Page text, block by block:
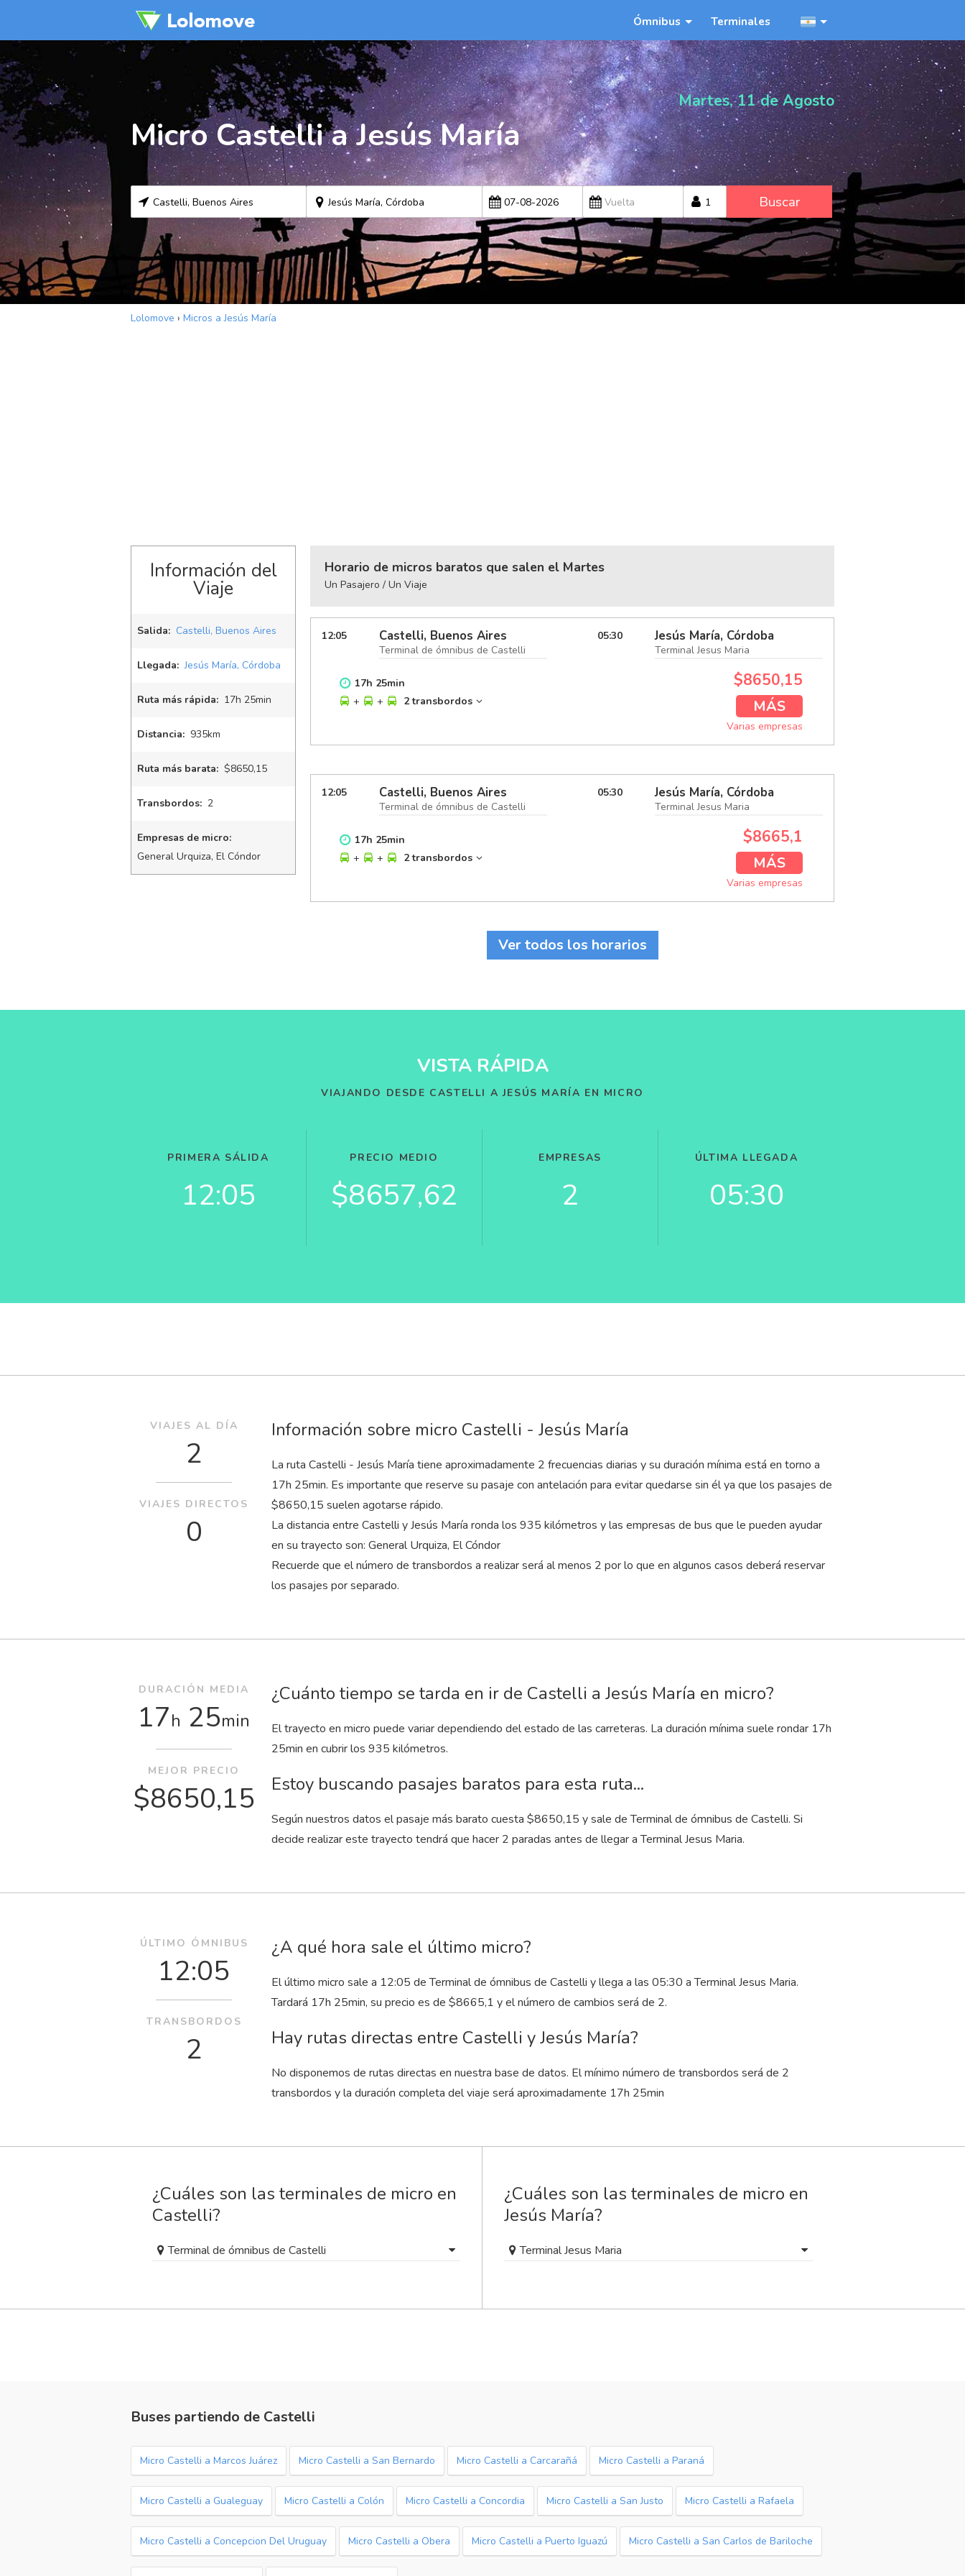
Ómnibus Terminales
Martes, 11 de Agosto
Micro Castelli a Jesús María
Buscar
Lolomove › Micros a Jesús María
Información del
Viaje
Salida: Castelli, Buenos Aires
Llegada: Jesús María, Córdoba
Ruta más rápida: 17h 25min
Distancia: 935km
Ruta más barata: $8650,15
Transbordos: 2
Empresas de micro:
General Urquiza, El Cóndor
Horario de micros baratos que salen el Martes
Un Pasajero / Un Viaje
12:05 Castelli, Buenos Aires
Terminal de ómnibus de Castelli
05:30 Jesús María, Córdoba
Terminal Jesus Maria
17h 25min
+
+ 2 transbordos
$8650,15
MÁS
Varias empresas
12:05 Castelli, Buenos Aires
Terminal de ómnibus de Castelli
05:30 Jesús María, Córdoba
Terminal Jesus Maria
17h 25min
+
+ 2 transbordos
$8665,1
MÁS
Varias empresas
Ver todos los horarios
VISTA RÁPIDA
VIAJANDO DESDE CASTELLI A JESÚS MARÍA EN MICRO
PRIMERA SÁLIDA
12:05
PRECIO MEDIO
$8657,62
EMPRESAS
2
ÚLTIMA LLEGADA
05:30
Información sobre micro Castelli - Jesús María
La ruta Castelli - Jesús María tiene aproximadamente 2 frecuencias diarias y su duración mínima está en torno a
17h 25min. Es importante que reserve su pasaje con antelación para evitar quedarse sin él ya que los pasajes de
$8650,15 suelen agotarse rápido.
La distancia entre Castelli y Jesús María ronda los 935 kilómetros y las empresas de bus que le pueden ayudar
en su trayecto son: General Urquiza, El Cóndor
Recuerde que el número de transbordos a realizar será al menos 2 por lo que en algunos casos deberá reservar
los pasajes por separado.
VIAJES AL DÍA
2
VIAJES DIRECTOS
0
¿Cuánto tiempo se tarda en ir de Castelli a Jesús María en micro?
El trayecto en micro puede variar dependiendo del estado de las carreteras. La duración mínima suele rondar 17h
25min en cubrir los 935 kilómetros.
Estoy buscando pasajes baratos para esta ruta...
Según nuestros datos el pasaje más barato cuesta $8650,15 y sale de Terminal de ómnibus de Castelli. Si
decide realizar este trayecto tendrá que hacer 2 paradas antes de llegar a Terminal Jesus Maria.
DURACIÓN MEDIA
17h 25min
MEJOR PRECIO
$8650,15
¿A qué hora sale el último micro?
El último micro sale a 12:05 de Terminal de ómnibus de Castelli y llega a las 05:30 a Terminal Jesus Maria.
Tardará 17h 25min, su precio es de $8665,1 y el número de cambios será de 2.
Hay rutas directas entre Castelli y Jesús María?
No disponemos de rutas directas en nuestra base de datos. El mínimo número de transbordos será de 2
transbordos y la duración completa del viaje será aproximadamente 17h 25min
ÚLTIMO ÓMNIBUS
12:05
TRANSBORDOS
2
¿Cuáles son las terminales de micro en
Castelli?
Terminal de ómnibus de Castelli
¿Cuáles son las terminales de micro en
Jesús María?
Terminal Jesus Maria
Buses partiendo de Castelli
Micro Castelli a Marcos Juárez Micro Castelli a San Bernardo Micro Castelli a Carcarañá Micro Castelli a Paraná
Micro Castelli a Gualeguay Micro Castelli a Colón Micro Castelli a Concordia Micro Castelli a San Justo Micro Castelli a Rafaela
Micro Castelli a Concepcion Del Uruguay Micro Castelli a Obera Micro Castelli a Puerto Iguazú Micro Castelli a San Carlos de Bariloche